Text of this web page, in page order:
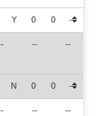
Y 0 0 -
-- --
N 0 0 -
-- --